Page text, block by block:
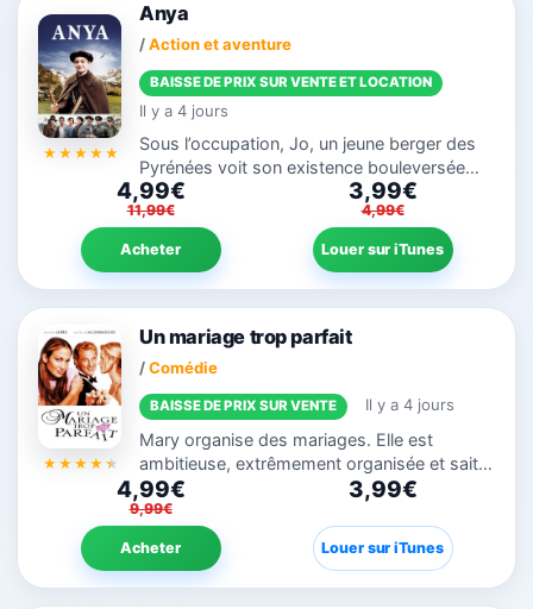
Anya
/Action et aventure
BAISSE DE PRIX SUR VENTE ET LOCATION
Il y a 4 jours
Sous l’occupation, Jo, un jeune berger des
Pyrénées voit son existence bouleversée
lorsqu’il découvre caché dans une ferme un
homme qui attend sa fille Anya pour
rejoindre l’Espagne....
4,99€
11,99€
Acheter
3,99€
4,99€
Louer sur iTunes
Un mariage trop parfait
/Comédie
BAISSE DE PRIX SUR VENTE Il y a 4 jours
Mary organise des mariages. Elle est
ambitieuse, extrêmement organisée et sait
exactement quoi faire ou dire pour
transformer un mariage en un évènement
extraordinaire. Mais quand Mary tombe...
4,99€
9,99€
Acheter
3,99€
Louer sur iTunes